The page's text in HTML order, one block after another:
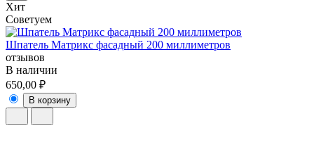
Хит
Советуем
Шпатель Матрикс фасадный 200 миллиметров
отзывов
В наличии
650,00 ₽
В корзину